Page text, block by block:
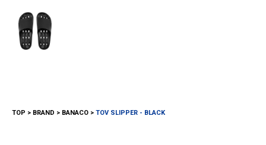
TOP BRAND BANACO TOV SLIPPER - BLACK